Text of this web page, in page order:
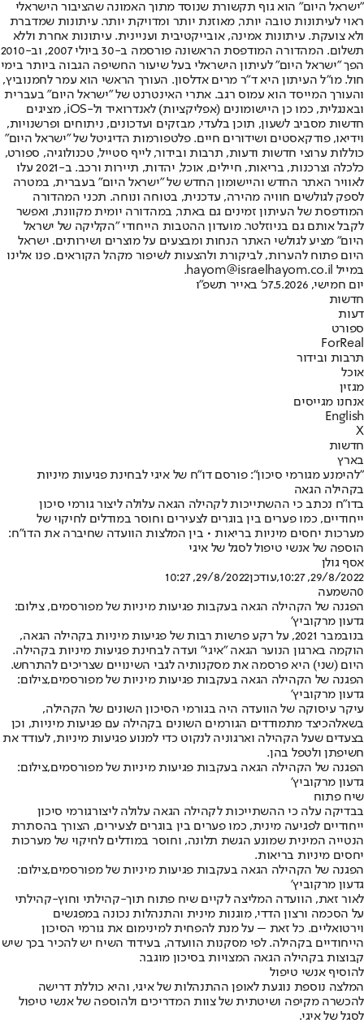
"ישראל היום" הוא גוף תקשורת שנוסד מתוך האמונה שהציבור הישראלי
ראוי לעיתונות טובה יותר, מאוזנת יותר ומדויקת יותר. עיתונות שמדברת
ולא צועקת. עיתונות אמינה, אובייקטיבית ועניינית. עיתונות אחרת וללא
תשלום. המהדורה המודפסת הראשונה פורסמה ב-30 ביולי 2007, וב-2010
הפך "ישראל היום" לעיתון הישראלי בעל שיעור החשיפה הגבוה ביותר בימי
חול. מו"ל העיתון היא ד"ר מרים אדלסון. העורך הראשי הוא עמר לחמנוביץ,
והעורך המייסד הוא עמוס רגב. אתרי האינטרנט של "ישראל היום" בעברית
ובאנגלית, כמו כן היישומונים (אפליקציות) לאנדרואיד ול-iOS, מציגים
חדשות מסביב לשעון, תוכן בלעדי, מבזקים ועדכונים, ניתוחים ופרשנויות,
וידיאו, פודקאסטים ושידורים חיים. פלטפורמות הדיגיטל של "ישראל היום"
כוללות ערוצי חדשות ודעות, תרבות ובידור, לייף סטייל, טכנולוגיה, ספורט,
כלכלה וצרכנות, בריאות, חיילים, אוכל, יהדות, תיירות ורכב. ב-2021 עלו
לאוויר האתר החדש והיישומון החדש של "ישראל היום" בעברית, במטרה
לספק לגולשים חוויה מהירה, עדכנית, בטוחה ונוחה. תכני המהדורה
המודפסת של העיתון זמינים גם באתר, במהדורה יומית מקוונת, ואפשר
לקבל אותם גם בניוזלטר. מועדון ההטבות הייחודי "הקליקה של ישראל
היום" מציע לגולשי האתר הנחות ומבצעים על מוצרים ושירותים. ישראל
היום פתוח להערות, לביקורת ולהצעות לשיפור מקהל הקוראים. פנו אלינו
במייל hayom@israelhayom.co.il.
יום חמישי, 7.5.2026
כ' באייר תשפ"ו
חדשות
דעות
ספורט
ForReal
תרבות ובידור
אוכל
מגזין
אנחנו מגייסים
English
X
חדשות
בארץ
"להימנע מגורמי סיכון": פורסם דו"ח של איגי לבחינת פגיעות מיניות
בקהילה הגאה
בדו"ח נכתב כי ההשתייכות לקהילה הגאה עלולה ליצור גורמי סיכון
ייחודיים, כמו פערים בין בוגרים לצעירים וחוסר במודלים לחיקוי של
מערכות יחסים מיניות בריאות • בין המלצות הוועדה שחיברה את הדו"ח:
הוספה של אנשי טיפול לסגל של איגי
אסף גולן
29/8/2022, 10:27
,עודכן29/8/2022, 10:27
0השמעה
הפגנה של הקהילה הגאה בעקבות פגיעות מיניות של מפורסמים, צילום:
גדעון מרקוביץ'
בנובמבר 2021, על רקע פרשות רבות של פגיעות מיניות בקהילה הגאה,
הוקמה בארגון הנוער הגאה "איגי" ועדה לבחינת פגיעות מיניות בקהילה.
היום (שני) היא פרסמה את מסקנותיה לגבי השינויים שצריכים להתרחש.
הפגנה של הקהילה הגאה בעקבות פגיעות מיניות של מפורסמים,צילום:
גדעון מרקוביץ'
עיקר עיסוקה של הוועדה היה בגורמי הסיכון השונים של הקהילה,
בשאלהכיצד מתמודדים הגורמים השונים בקהילה עם פגיעות מיניות, וכן
בצעדים שעל הקהילה וארגוניה לנקוט כדי למנוע פגיעות מיניות, לעודד את
חשיפתן ולטפל בהן.
הפגנה של הקהילה הגאה בעקבות פגיעות מיניות של מפורסמים,צילום:
גדעון מרקוביץ'
שיח פתוח
בבדיקה עלה כי ההשתייכות לקהילה הגאה עלולה ליצורגורמי סיכון
ייחודיים לפגיעה מינית, כמו פערים בין בוגרים לצעירים, הצורך בהסתרת
הנטייה המינית שמונע הגשת תלונה, וחוסר במודלים לחיקוי של מערכות
יחסים מיניות בריאות.
הפגנה של הקהילה הגאה בעקבות פגיעות מיניות של מפורסמים,צילום:
גדעון מרקוביץ'
לאור זאת, הוועדה המליצה לקיים שיח פתוח תוך-קהילתי וחוץ-קהילתי
על הסכמה ורצון הדדי, מוגנות מינית והתנהלות נכונה במפגשים
וירטואליים. כל זאת – על מנת להפחית למינימום את גורמי הסיכון
הייחודיים בקהילה. לפי מסקנות הוועדה, בעידוד השיח יש להכיר בכך שיש
קבוצות בקהילה הגאה המצויות בסיכון מוגבר.
להוסיף אנשי טיפול
המלצה נוספת נוגעת לאופן ההתנהלות של איגי, והיא כוללת דרישה
להכשרה מקיפה ושיטתית של צוות המדריכים ולהוספה של אנשי טיפול
לסגל של איגי.